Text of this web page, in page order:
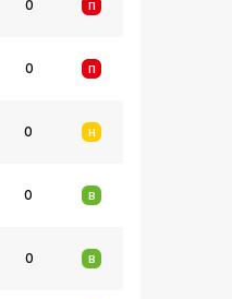
П
0
П
0
Н
0
В
0
В
0